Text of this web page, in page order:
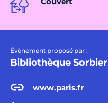
Évènement proposé par :
Bibliothèque Sorbier
www.paris.fr